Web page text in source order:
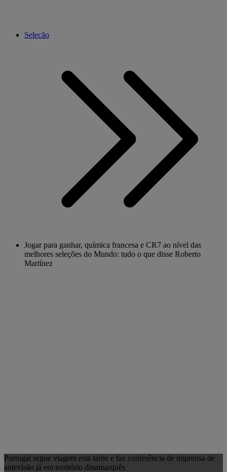
Seleção
Jogar para ganhar, química francesa e CR7 ao nível das
melhores seleções do Mundo: tudo o que disse Roberto
Martínez
Portugal segue viagem esta tarde e faz conferência de imprensa de
antevisão já em território dinamarquês